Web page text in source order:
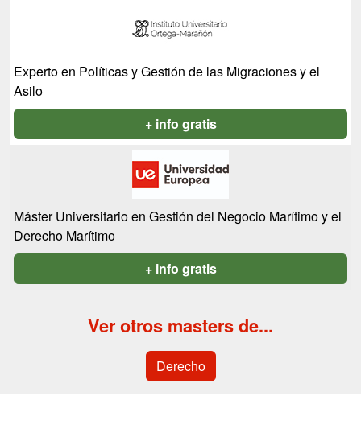
Experto en Políticas y Gestión de las Migraciones y el
Asilo
+ info gratis
Máster Universitario en Gestión del Negocio Marítimo y el
Derecho Marítimo
+ info gratis
Ver otros masters de...
Derecho